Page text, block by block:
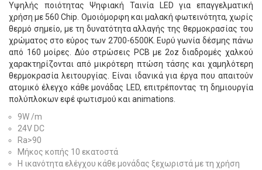
Υψηλής ποιότητας Ψηφιακή Ταινία LED για επαγγελματική
χρήση με 560 Chip. Ομοιόμορφη και μαλακή φωτεινότητα, χωρίς
θερμό σημείο, με τη δυνατότητα αλλαγής της θερμοκρασίας του
χρώματος στο εύρος των 2700-6500K. Ευρύ γωνία δέσμης πάνω
από 160 μοίρες. Δύο στρώσεις PCB με 2oz διαδρομές χαλκού
χαρακτηρίζονται από μικρότερη πτώση τάσης και χαμηλότερη
θερμοκρασία λειτουργίας. Είναι ιδανικά για έργα που απαιτούν
ατομικό έλεγχο κάθε μονάδας LED, επιτρέποντας τη δημιουργία
πολύπλοκων εφέ φωτισμού και animations.
9W /m
24V DC
Ra>90
Μήκος κοπής 10 εκατοστά
Η ικανότητα ελέγχου κάθε μονάδας ξεχωριστά με τη χρήση